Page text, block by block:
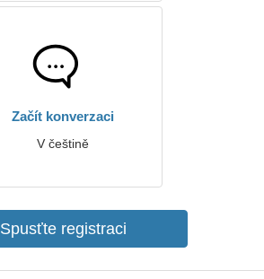
Začít konverzaci
V češtině
Spusťte registraci